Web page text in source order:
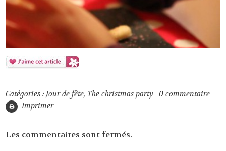
Catégories :Jour de fête, The christmas party 0 commentaire
Imprimer
Les commentaires sont fermés.